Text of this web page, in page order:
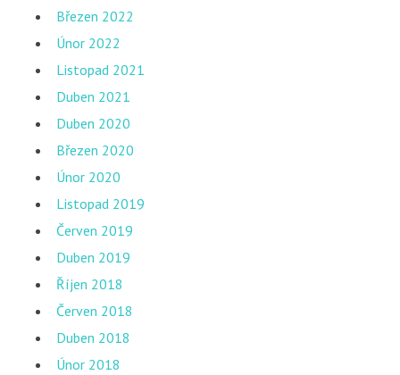
Březen 2022
Únor 2022
Listopad 2021
Duben 2021
Duben 2020
Březen 2020
Únor 2020
Listopad 2019
Červen 2019
Duben 2019
Říjen 2018
Červen 2018
Duben 2018
Únor 2018